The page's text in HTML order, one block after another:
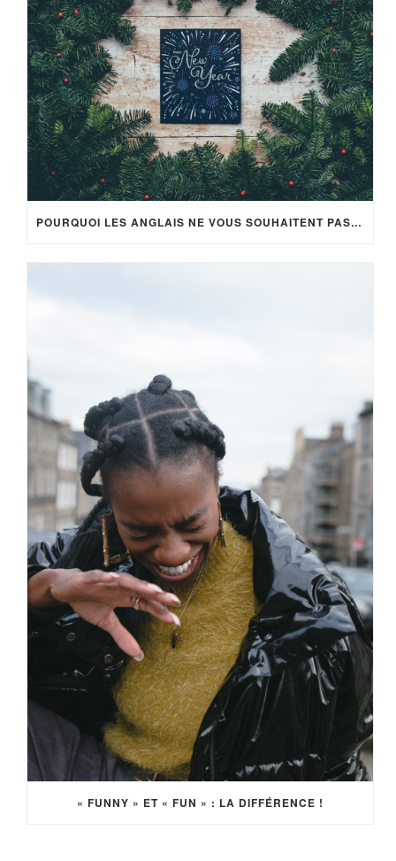
POURQUOI LES ANGLAIS NE VOUS SOUHAITENT PAS LA BONNE ANNÉE
« FUNNY » ET « FUN » : LA DIFFÉRENCE !